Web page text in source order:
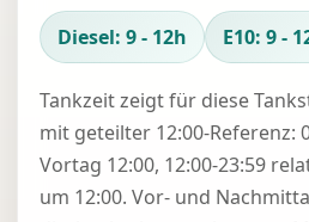
Diesel: 9 - 12h E10: 9 -
Tankzeit zeigt für diese
mit geteilter 12:00-Referenz:
Vortag 12:00, 12:00-23:59
um 12:00. Vor- und